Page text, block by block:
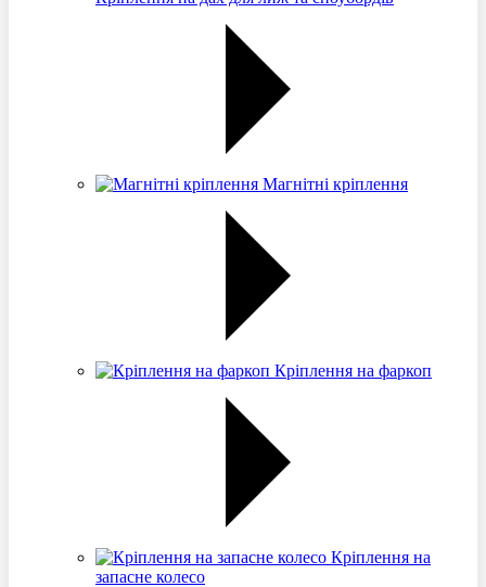
Магнітні кріплення
Кріплення на фаркоп
Кріплення на
запасне колесо